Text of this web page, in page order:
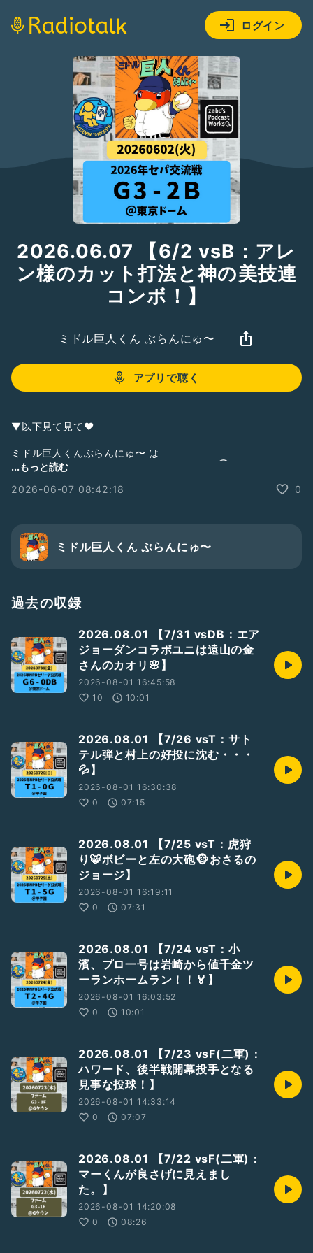
ログイン
2026.06.07 【6/2 vsB：アレ
ン様のカット打法と神の美技連
コンボ！】
ミドル巨人くん ぶらんにゅ〜
アプリで聴く
▼以下見て見て❤︎
ミドル巨人くんぶらんにゅ〜 は
zaboのサポートポッドキャスト番組です。(③サポート)
【シン野球トーク】
https://podcasts.apple.com/jp/podcast/%E3%82%B7%E3
%83%B3%E9%87%8E%E7%90%83%E3%83%88%E3%83%
BC%E3%82%AF-
②サブポッドキャスト
▼
https://open.spotify.com/show/5N12MhN3jET7WOIdWa
04YW?si=69Z98lncRIeUTg_5ZiTWbA
④サポートポッドキャスト
もっと！週末のポッドキャスター
https://stand.fm/channels/5f420a11907968e29deb63ee
⑤声日記
zaboのマイクブルペン
▼
https://listen.style/p/zabo06/czqzuiie
GiantsCastアーカイブ(年一更新)
▼
https://podcasts.apple.com/jp/podcast/giantscast%E3%
82%A2%E3%83%BC%E3%82%AB%E3%82%A4%E3%83%
96/id1743613308
...もっと読む
2026-06-07 08:42:18
0
ミドル巨人くん ぶらんにゅ〜
過去の収録
2026.08.01 【7/31 vsDB：エア
ジョーダンコラボユニは遠山の金
さんのカオリ🌸】
2026-08-01 16:45:58
10
10:01
2026.08.01 【7/26 vsT：サト
テル弾と村上の好投に沈む・・・
💦】
2026-08-01 16:30:38
0
07:15
2026.08.01 【7/25 vsT：虎狩
り🐯ボビーと左の大砲🐵おさるの
ジョージ】
2026-08-01 16:19:11
0
07:31
2026.08.01 【7/24 vsT：小
濱、プロ一号は岩崎から値千金ツ
ーランホームラン！！🏅】
2026-08-01 16:03:52
0
10:01
2026.08.01 【7/23 vsF(二軍)：
ハワード、後半戦開幕投手となる
見事な投球！】
2026-08-01 14:33:14
0
07:07
2026.08.01 【7/22 vsF(二軍)：
マーくんが良さげに見えまし
た。】
2026-08-01 14:20:08
0
08:26